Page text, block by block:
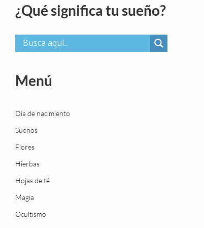
¿Qué significa tu sueño?
Menú
Día de nacimiento
Sueños
Flores
Hierbas
Hojas de té
Magia
Ocultismo